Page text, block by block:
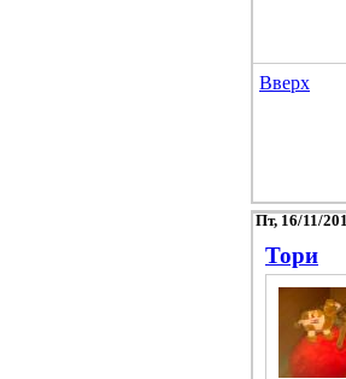
Вверх
Пт, 16/11/
Тори